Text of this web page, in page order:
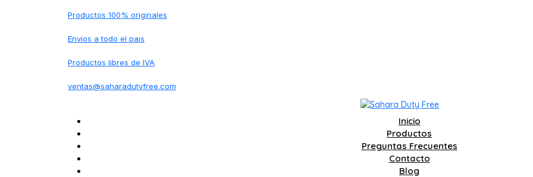
Productos 100% originales
Envios a todo el pais
Productos libres de IVA
ventas@saharadutyfree.com
Inicio
Productos
Preguntas Frecuentes
Contacto
Blog